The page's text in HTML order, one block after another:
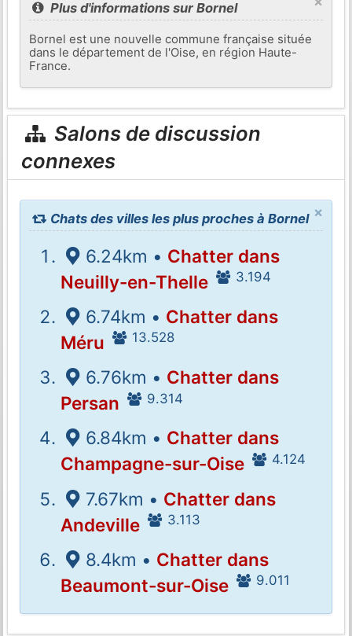
Plus d'informations sur Bornel
Bornel est une nouvelle commune française située
dans le département de l'Oise, en région Haute-
France.
Salons de discussion
connexes
×
Chats des villes les plus proches à Bornel
6.24km • Chatter dans
Neuilly-en-Thelle
3.194
6.74km • Chatter dans
Méru
13.528
6.76km • Chatter dans
Persan
9.314
6.84km • Chatter dans
Champagne-sur-Oise
4.124
7.67km • Chatter dans
Andeville
3.113
8.4km • Chatter dans
Beaumont-sur-Oise
9.011